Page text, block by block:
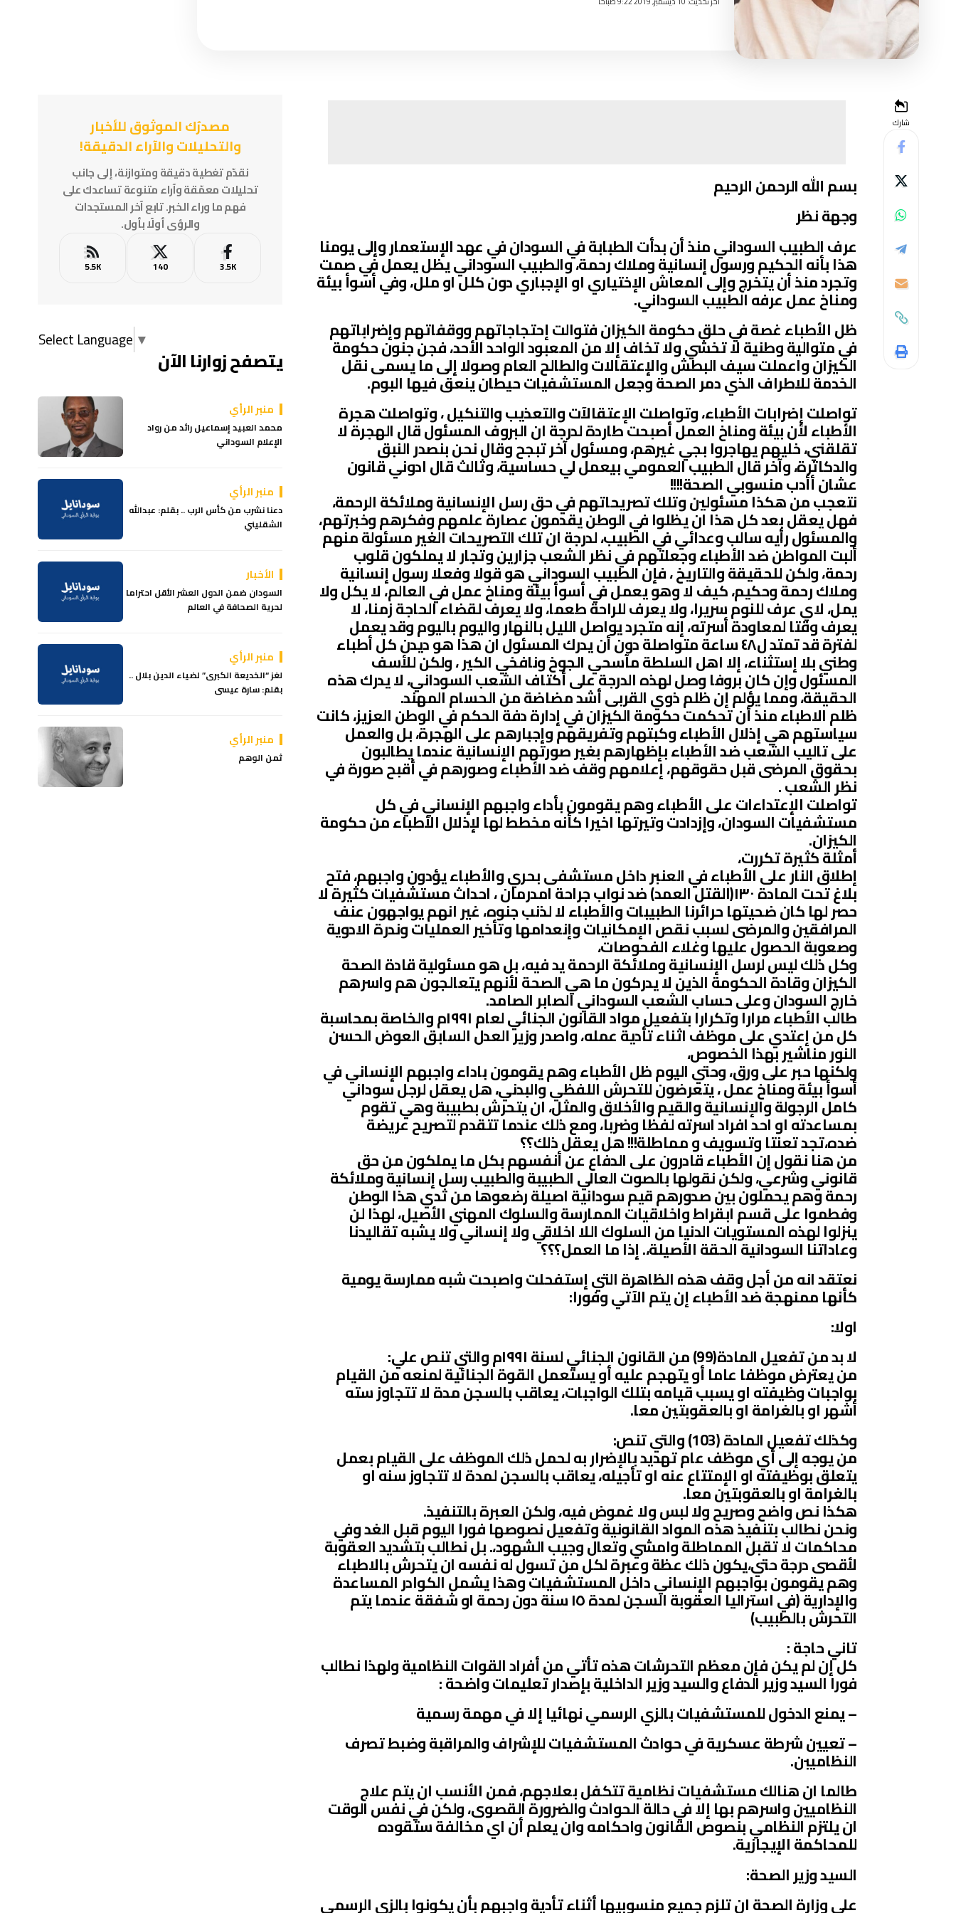
شارك
بسم الله الرحمن الرحيم
وجهة نظر
عرف الطبيب السوداني منذ أن بدأت الطبابة في السودان في عهد الإستعمار وإلى يومنا
هذا بأنه الحكيم ورسول إنسانية وملاك رحمة، والطبيب السوداني يظل يعمل في صمت
وتجرد منذ أن يتخرج وإلى المعاش الإختياري او الإجباري دون كلل او ملل، وفي أسوأ بيئة
ومناخ عمل عرفه الطبيب السوداني.
ظل الأطباء غصة في حلق حكومة الكيزان فتوالت إحتجاجاتهم ووقفاتهم وإضراباتهم
في متوالية وطنية لا تخشي ولا تخاف إلا من المعبود الواحد الأحد، فجن جنون حكومة
الكيزان واعملت سيف البطش والإعتقالات والطالح العام وصولا إلى ما يسمى نقل
الخدمة للاطراف الذي دمر الصحة وجعل المستشفيات حيطان ينعق فيها البوم.
تواصلت إضرابات الأطباء، وتواصلت الإعتقالآت والتعذيب والتنكيل ، وتواصلت هجرة
الأطباء لأن بيئة ومناخ العمل أصبحت طاردة لدرجة ان البروف المسئول قال الهجرة لا
تقلقني، خليهم يهاجروا بجي غيرهم، ومسئول آخر تبجح وقال نحن بنصدر النبق
والدكاترة، وآخر قال الطبيب العمومي بيعمل لي حساسية، وثالث قال ادوني قانون
عشان أأدب منسوبي الصحة!!!!
نتعجب من هكذا مسئولين وتلك تصريحاتهم في حق رسل الإنسانية وملائكة الرحمة،
فهل يعقل بعد كل هذا ان يظلوا في الوطن يقدمون عصارة علمهم وفكرهم وخبرتهم،
والمسئول رأيه سالب وعدائي في الطبيب، لدرجة ان تلك التصريحات الغير مسئولة منهم
ألبت المواطن ضد الأطباء وجعلتهم في نظر الشعب جزارين وتجار لا يملكون قلوب
رحمة، ولكن للحقيقة والتاريخ ، فإن الطبيب السوداني هو قولا وفعلا رسول إنسانية
وملاك رحمة وحكيم، كيف لا وهو يعمل في أسوأ بيئة ومناخ عمل في العالم، لا يكل ولا
يمل، لاي عرف للنوم سريرا، ولا يعرف للراحة طعما، ولا يعرف لقضاء الحاجة زمنا، لا
يعرف وقتا لمعاودة أسرته، إنه متجرد يواصل الليل بالنهار واليوم باليوم وقد يعمل
لفترة قد تمتد ل٤٨ ساعة متواصلة دون أن يدرك المسئول ان هذا هو ديدن كل أطباء
وطني بلا إستثناء، إلا اهل السلطة مآسحي الجوخ ونافخي الكير ، ولكن للأسف
المسئول وإن كان بروفا وصل لهذه الدرجة على أكتاف الشعب السوداني، لا يدرك هذه
الحقيقة، ومما يؤلم إن ظلم ذوي القربى أشد مضاضة من الحسام المهند.
ظلم الاطباء منذ أن تحكمت حكومة الكيزان في إدارة دفة الحكم في الوطن العزيز، كانت
سياستهم هي إذلال الأطباء وكبتهم وتفريقهم وإجبارهم على الهجرة، بل والعمل
على تاليب الشعب ضد الأطباء بإظهارهم بغير صورتهم الإنسانية عندما يطالبون
بحقوق المرضى قبل حقوقهم، إعلامهم وقف ضد الأطباء وصورهم في أقبح صورة في
نظر الشعب .
تواصلت الإعتداءات على الأطباء وهم يقومون بأداء واجبهم الإنساني في كل
مستشفيات السودان، وإزدادت وتيرتها اخيرا كأنه مخطط لها لإذلال الأطباء من حكومة
الكيزان.
أمثلة كثيرة تكررت،
إطلاق النار على الأطباء في العنبر داخل مستشفى بحري والأطباء يؤدون واجبهم، فتح
بلاغ تحت المادة ١٣٠(القتل العمد) ضد نواب جراحة امدرمان ، احداث مستشفيات كثيرة لا
حصر لها كان ضحيتها حرائرنا الطبيبات والأطباء لا لذنب جنوه، غير انهم يواجهون عنف
المرافقين والمرضى لسبب نقص الإمكانيات وإنعدامها وتأخير العمليات وندرة الادوية
وصعوبة الحصول عليها وغلاء الفحوصات،
وكل ذلك ليس لرسل الإنسانية وملائكة الرحمة يد فيه، بل هو مسئولية قادة الصحة
الكيزان وقادة الحكومة الذين لا يدركون ما هي الصحة لأنهم يتعالجون هم واسرهم
خارج السودان وعلى حساب الشعب السوداني الصابر الصامد.
طالب الأطباء مرارا وتكرارا بتفعيل مواد القانون الجنائي لعام ١٩٩١م والخاصة بمحاسبة
كل من إعتدي على موظف اثناء تأدية عمله، واصدر وزير العدل السابق العوض الحسن
النور مناشير بهذا الخصوص،
ولكنها حبر على ورق، وحتي اليوم ظل الأطباء وهم يقومون باداء واجبهم الإنساني في
أسوأ بيئة ومناخ عمل ، يتعرضون للتحرش اللفظي والبدني، هل يعقل لرجل سوداني
كامل الرجولة والإنسانية والقيم والأخلاق والمثل، ان يتحرش بطبيبة وهي تقوم
بمساعدته او احد افراد اسرته لفظا وضربا، ومع ذلك عندما تتقدم لتصريح عريضة
ضده،تجد تعنتا وتسويف و مماطلة!!! هل يعقل ذلك؟؟
من هنا نقول إن الأطباء قادرون على الدفاع عن أنفسهم بكل ما يملكون من حق
قانوني وشرعي، ولكن نقولها بالصوت العالي الطبيبة والطبيب رسل إنسانية وملائكة
رحمة وهم يحملون بين صدورهم قيم سودانية اصيلة رضعوها من ثدي هذا الوطن
وفطموا على قسم ابقراط واخلاقيات الممارسة والسلوك المهني الأصيل، لهذا لن
ينزلوا لهذه المستويات الدنيا من السلوك اللا اخلاقي ولا إنساني ولا يشبه تقاليدنا
وعاداتنا السودانية الحقة الأصيلة،. إذا ما العمل؟؟؟
نعتقد انه من أجل وقف هذه الظاهرة التي إستفحلت واصبحت شبه ممارسة يومية
كأنها ممنهجة ضد الأطباء إن يتم الآتي وفورا:
اولا:
لا بد من تفعيل المادة(99) من القانون الجنائي لسنة ١٩٩١م والتي تنص علي:
من يعترض موظفا عاما أو يتهجم عليه أو يستعمل القوة الجنائية لمنعه من القيام
بواجبات وظيفته او يسبب قيامه بتلك الواجبات، يعاقب بالسجن مدة لا تتجاوز سته
أشهر او بالغرامة او بالعقوبتين معا.
وكذلك تفعيل المادة (103) والتي تنص:
من يوجه إلى أي موظف عام تهديد بالإضرار به لحمل ذلك الموظف على القيام بعمل
يتعلق بوظيفته او الإمتتاع عنه او تأجيله، يعاقب بالسجن لمدة لا تتجاوز سنه او
بالغرامة او بالعقوبتين معا.
هكذا نص واضح وصريح ولا لبس ولا غموض فيه، ولكن العبرة بالتنفيذ.
ونحن نطالب بتنفيذ هذه المواد القانونية وتفعيل نصوصها فورا اليوم قبل الغد وفي
محاكمات لا تقبل المماطلة وامشي وتعال وجيب الشهود،. بل نطالب بتشديد العقوبة
لأقصى درجة حتي،يكون ذلك عظة وعبرة لكل من تسول له نفسه ان يتحرش بالاطباء
وهم يقومون بواجبهم الإنساني داخل المستشفيات وهذا يشمل الكوادر المساعدة
والإدارية (في استراليا العقوبة السجن لمدة ١٥ سنة دون رحمة او شفقة عندما يتم
التحرش بالطبيب)
تاني حاجة :
كل إن لم يكن فإن معظم التحرشات هذه تأتي من أفراد القوات النظامية ولهذا نطالب
فورا السيد وزير الدفاع والسيد وزير الداخلية بإصدار تعليمات واضحة :
– يمنع الدخول للمستشفيات بالزي الرسمي نهائيا إلا في مهمة رسمية
– تعيين شرطة عسكرية في حوادث المستشفيات للإشراف والمراقبة وضبط تصرف
النظاميبن.
طالما ان هنالك مستشفيات نظامية تتكفل بعلاجهم، فمن الأنسب ان يتم علاج
النظاميين واسرهم بها إلا في حالة الحوادث والضرورة القصوى، ولكن في نفس الوقت
ان يلتزم النظامي بنصوص القانون واحكامه وان يعلم أن اي مخالفة ستقوده
للمحاكمة الإيجازية.
السيد وزير الصحة:
على وزارة الصحة ان تلزم جميع منسوبيها أثناء تأدية واجبهم بأن يكونوا بالزي الرسمي
مصدرُك الموثوق للأخبار
والتحليلات والآراء الدقيقة!
نقدّم تغطية دقيقة ومتوازنة، إلى جانب
تحليلات معمّقة وآراء متنوعة تساعدك على
فهم ما وراء الخبر. تابع آخر المستجدات
والرؤى أولًا بأول.
3.5K
140
5.5K
Select Language ▼
يتصفح زوارنا الآن
منبر الرأي
محمد العبيد إسماعيل رائد من رواد
الإعلام السوداني
منبر الرأي
دعنا نشرب من كأس الرب .. بقلم: عبدالله
الشقليني
الأخبار
السودان ضمن الدول العشر الأقل احتراما
لحرية الصحافة في العالم
منبر الرأي
لغز “الخديعة الكبرى” لضياء الدين بلال ..
بقلم: سارة عيسى
منبر الرأي
ثمن الوهم